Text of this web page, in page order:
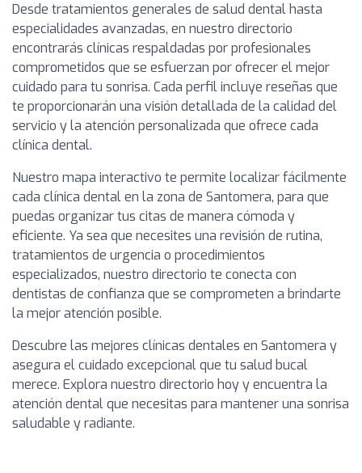
Desde tratamientos generales de salud dental hasta
especialidades avanzadas, en nuestro directorio
encontrarás clínicas respaldadas por profesionales
comprometidos que se esfuerzan por ofrecer el mejor
cuidado para tu sonrisa. Cada perfil incluye reseñas que
te proporcionarán una visión detallada de la calidad del
servicio y la atención personalizada que ofrece cada
clínica dental.
Nuestro mapa interactivo te permite localizar fácilmente
cada clínica dental en la zona de Santomera, para que
puedas organizar tus citas de manera cómoda y
eficiente. Ya sea que necesites una revisión de rutina,
tratamientos de urgencia o procedimientos
especializados, nuestro directorio te conecta con
dentistas de confianza que se comprometen a brindarte
la mejor atención posible.
Descubre las mejores clínicas dentales en Santomera y
asegura el cuidado excepcional que tu salud bucal
merece. Explora nuestro directorio hoy y encuentra la
atención dental que necesitas para mantener una sonrisa
saludable y radiante.